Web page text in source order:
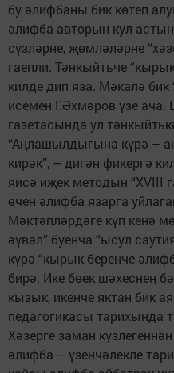
бу әлифбаны бик көтеп
әлифба авторын кул
сүзләрне, җөмләләрне
гаепли. Тәнкыйть­че
килде дип яза. Мәкалә
исемен Г.Әхмәров үзе ача.
газетасында ул
“Аңлашылдыгына күрә –
кирәк”, – дигән фикергә
яисә иҗек методын “XVIII
өчен әлифба язарга
Мәктәпләрдәге күп кенә
әүвәл” буенча “ысул
күрә “кырык беренче
бирә. Ике бөек шәхеснең
кызык, икенче яктан бик
педагогикасы тарихында
Хәзерге заман
әлифба – үзенчәлекле